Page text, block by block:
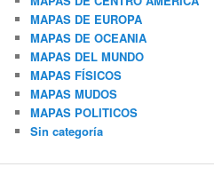
MAPAS DE EUROPA
MAPAS DE OCEANIA
MAPAS DEL MUNDO
MAPAS FÍSICOS
MAPAS MUDOS
MAPAS POLITICOS
Sin categoría